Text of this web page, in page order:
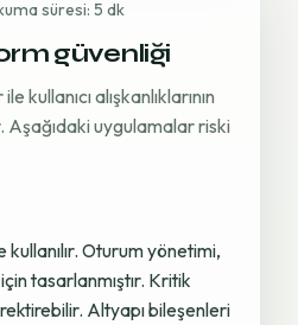
süresi: 5 dk
güvenliği
alışkanlıklarının
Aşağıdaki uygulamalar riski
Oturum yönetimi,
tasarlanmıştır. Kritik
Altyapı bileşenleri